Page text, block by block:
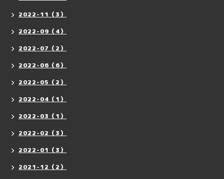
2022-11（3）
2022-09（4）
2022-07（2）
2022-06（6）
2022-05（2）
2022-04（1）
2022-03（1）
2022-02（3）
2022-01（3）
2021-12（2）